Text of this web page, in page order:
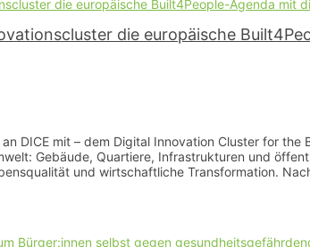
die europäische
DICE mit – dem Digital Innovation Cluster for
Gebäude, Quartiere, Infrastrukturen und
und wirtschaftliche Transformation.